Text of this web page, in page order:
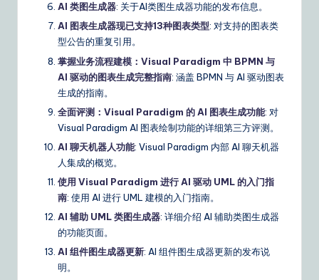
AI 类图生成器: 关于AI类图生成器功能的发布信息。
AI 图表生成器现已支持13种图表类型: 对支持的图表类
型公告的重复引用。
掌握业务流程建模：Visual Paradigm 中 BPMN 与
AI 驱动的图表生成完整指南: 涵盖 BPMN 与 AI 驱动图表
生成的指南。
全面评测：Visual Paradigm 的 AI 图表生成功能: 对
Visual Paradigm AI 图表绘制功能的详细第三方评测。
AI 聊天机器人功能: Visual Paradigm 内部 AI 聊天机器
人集成的概览。
使用 Visual Paradigm 进行 AI 驱动 UML 的入门指
南: 使用 AI 进行 UML 建模的入门指南。
AI 辅助 UML 类图生成器: 详细介绍 AI 辅助类图生成器
的功能页面。
AI 组件图生成器更新: AI 组件图生成器更新的发布说
明。